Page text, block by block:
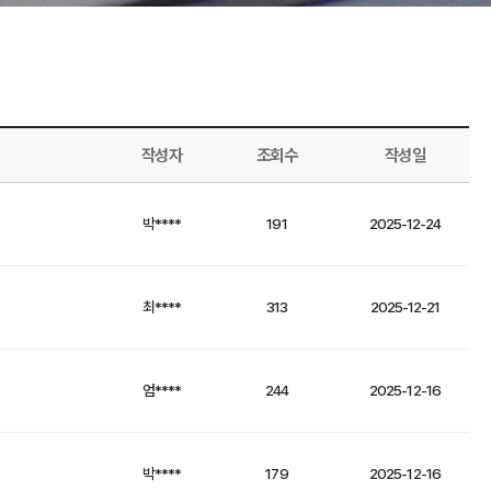
작성자 조회수 작성일
박**** 191 2025-12-24
최**** 313 2025-12-21
엄**** 244 2025-12-16
박**** 179 2025-12-16